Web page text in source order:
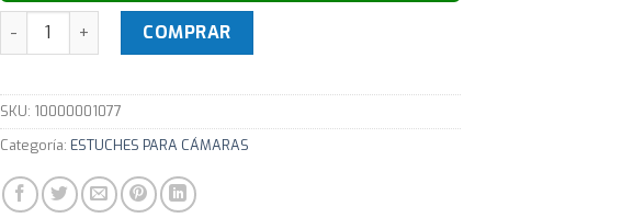
Estuche Bluecase para camara digital LSC1011E cantidad
COMPRAR
SKU: 10000001077
Categoría: ESTUCHES PARA CÁMARAS